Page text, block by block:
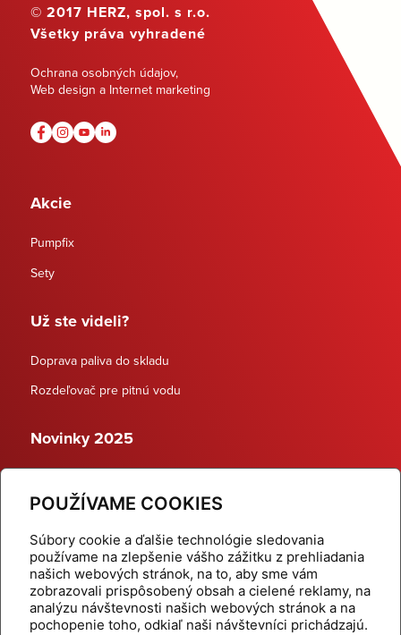
POUŽÍVAME COOKIES
Súbory cookie a ďalšie technológie sledovania
používame na zlepšenie vášho zážitku z prehliadania
našich webových stránok, na to, aby sme vám
zobrazovali prispôsobený obsah a cielené reklamy, na
analýzu návštevnosti našich webových stránok a na
pochopenie toho, odkiaľ naši návštevníci prichádzajú.
© 2017 HERZ, spol. s r.o.
Všetky práva vyhradené
Ochrana osobných údajov,
Web design a Internet marketing
Akcie
Pumpfix
Sety
Už ste videli?
Doprava paliva do skladu
Rozdeľovač pre pitnú vodu
Novinky 2025
Dynamické termostatické ventily
Domov
Produkty
Aktuality
Odber šikovné tipy